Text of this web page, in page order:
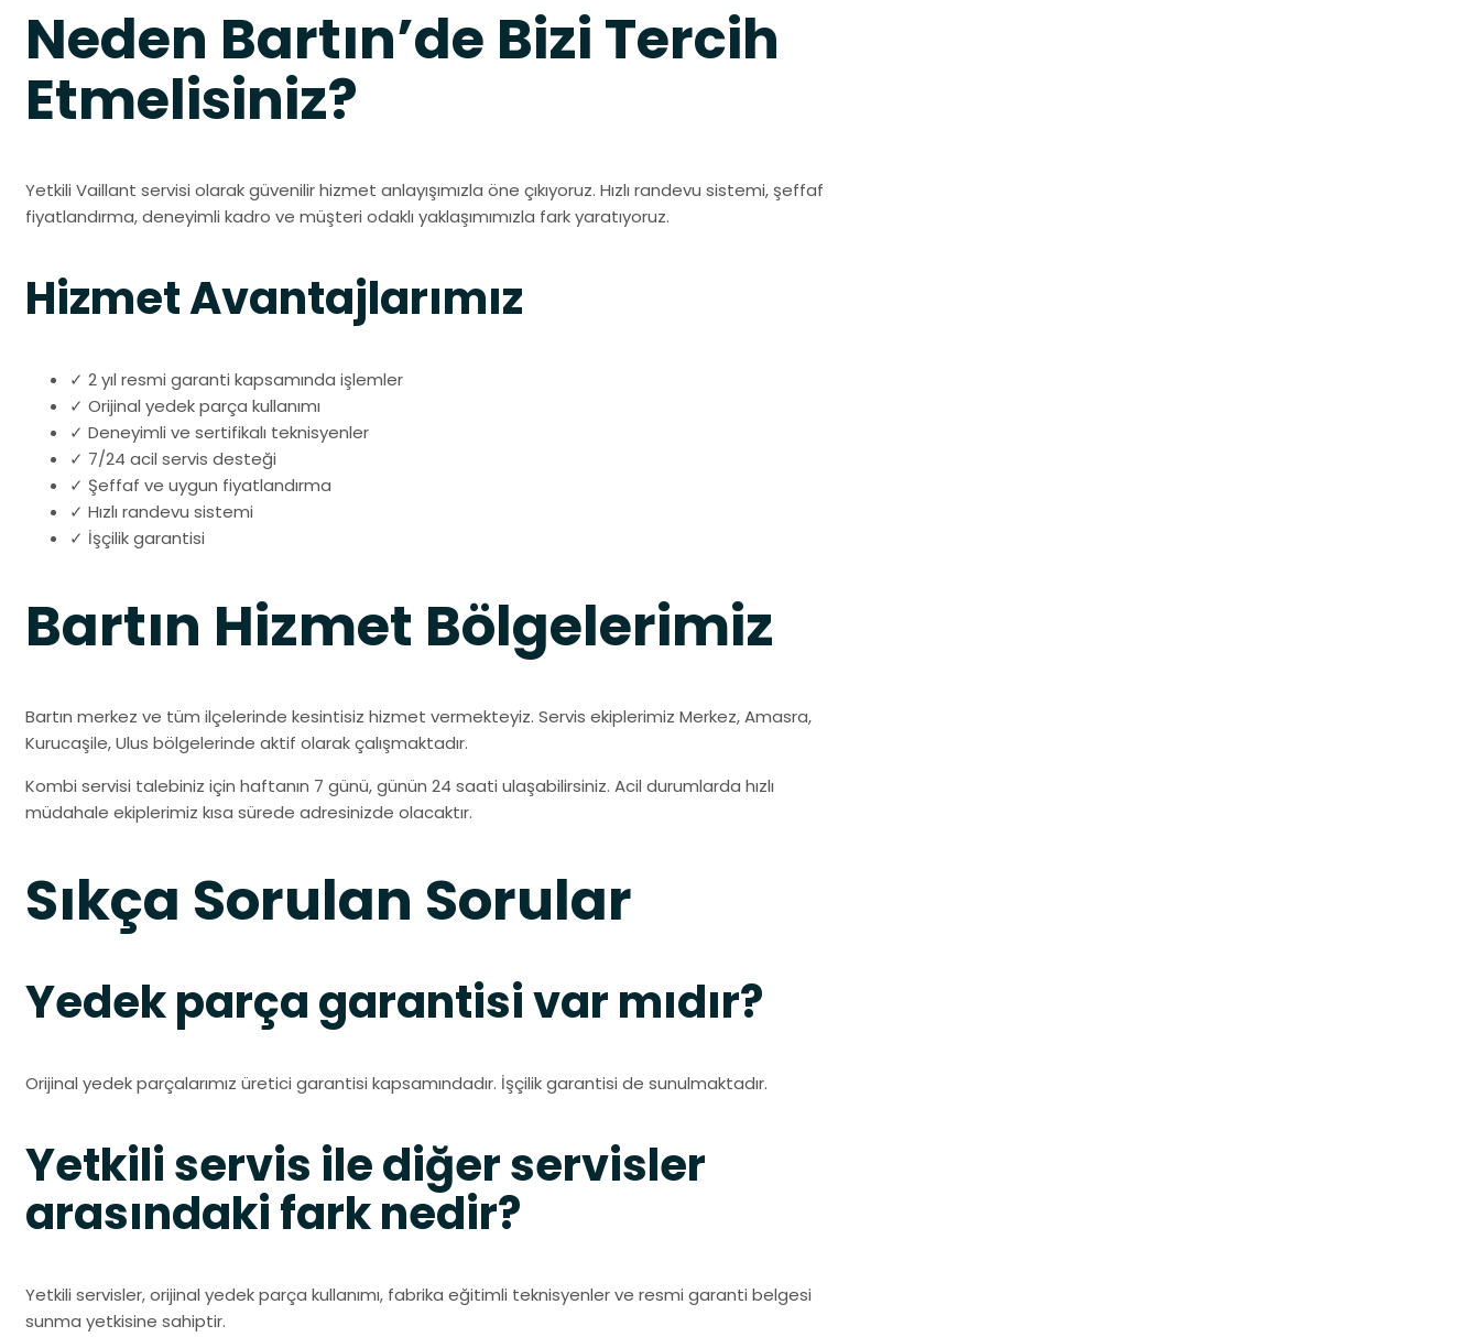
Neden Bartın’de Bizi Tercih
Etmelisiniz?
Yetkili Vaillant servisi olarak güvenilir hizmet anlayışımızla öne çıkıyoruz. Hızlı randevu sistemi, şeffaf
fiyatlandırma, deneyimli kadro ve müşteri odaklı yaklaşımımızla fark yaratıyoruz.
Hizmet Avantajlarımız
✓ 2 yıl resmi garanti kapsamında işlemler
✓ Orijinal yedek parça kullanımı
✓ Deneyimli ve sertifikalı teknisyenler
✓ 7/24 acil servis desteği
✓ Şeffaf ve uygun fiyatlandırma
✓ Hızlı randevu sistemi
✓ İşçilik garantisi
Bartın Hizmet Bölgelerimiz
Bartın merkez ve tüm ilçelerinde kesintisiz hizmet vermekteyiz. Servis ekiplerimiz Merkez, Amasra,
Kurucaşile, Ulus bölgelerinde aktif olarak çalışmaktadır.
Kombi servisi talebiniz için haftanın 7 günü, günün 24 saati ulaşabilirsiniz. Acil durumlarda hızlı
müdahale ekiplerimiz kısa sürede adresinizde olacaktır.
Sıkça Sorulan Sorular
Yedek parça garantisi var mıdır?
Orijinal yedek parçalarımız üretici garantisi kapsamındadır. İşçilik garantisi de sunulmaktadır.
Yetkili servis ile diğer servisler
arasındaki fark nedir?
Yetkili servisler, orijinal yedek parça kullanımı, fabrika eğitimli teknisyenler ve resmi garanti belgesi
sunma yetkisine sahiptir.